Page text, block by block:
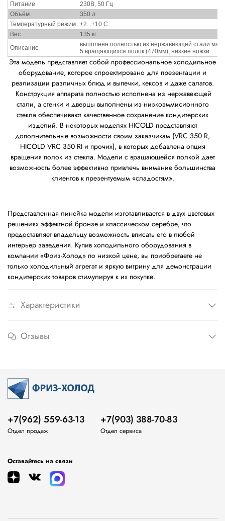
Питание
230В, 50 Гц
Объём
350 л
Температурный режим
+2...+10 С
Вес
135 кг
Описание
выполнен полностью из нержавеющей стали
5 вращающихся полок (470мм), низкие ножки
Эта модель представляет собой профессиональное холодильное
оборудование, которое спроектировано для презентации и
реализации различных блюд и выпечки, кексов и даже салатов.
Конструкция аппарата полностью исполнена из нержавеющей
стали, а стенки и дверцы выполнены из низкоэммисионного
стекла обеспечивают качественное сохранение кондитерских
изделий. В некоторых моделях HICOLD представляют
дополнительные возможности своим заказчикам (VRC 350 R,
HICOLD VRC 350 RI и прочих), в которых добавлена опция
вращения полок из стекла. Модели с вращающейся полкой дает
возможность более эффективно привлечь внимание большинства
клиентов к презентуемым «сладостям».
Представленная линейка модели изготавливается в двух цветовых
решениях эффектной бронзе и классическом серебре, что
предоставляет владельцу возможность вписать его в любой
интерьер заведения. Купив холодильного оборудования в
компании «Фриз-Холод» по низкой цене, вы приобретаете не
только холодильный агрегат и яркую витрину для демонстрации
кондитерских товаров стимулируя к их покупке.
Характеристики
Отзывы
+7(962) 559-63-13
Отдел продаж
+7(903) 388-70-83
Отдел сервиса
Оставайтесь на связи